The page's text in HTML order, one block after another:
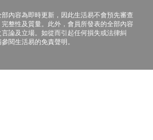
近期相關舊片和報告(X光、磁
)，作比較之用
潤膚膏或爽身粉
查，以減低乳房不適感
不負責。一切有關的索償或
之體檢中心或商戶提出。
內容為即時更新，因此生活易不會預先審查
整性及質量。此外，會員所發表的全部內容
論及立場。如從而引起任何損失或法律糾
閱生活易的免責聲明。